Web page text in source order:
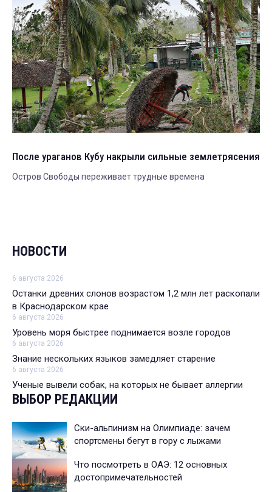
После ураганов Кубу накрыли сильные землетрясения
Остров Свободы переживает трудные времена
НОВОСТИ
6 августа 2026
Останки древних слонов возрастом 1,2 млн лет раскопали
в Краснодарском крае
6 августа 2026
Уровень моря быстрее поднимается возле городов
6 августа 2026
Знание нескольких языков замедляет старение
6 августа 2026
Ученые вывели собак, на которых не бывает аллергии
ВЫБОР РЕДАКЦИИ
Ски-альпинизм на Олимпиаде: зачем
спортсмены бегут в гору с лыжами
Что посмотреть в ОАЭ: 12 основных
достопримечательностей